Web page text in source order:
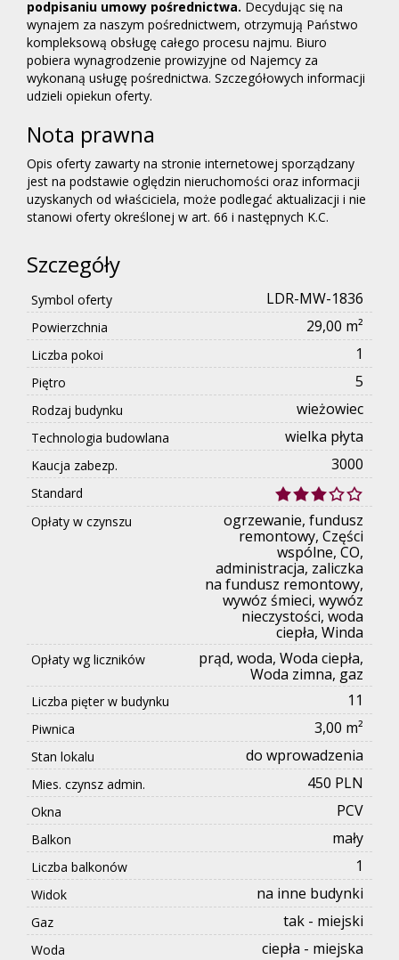
podpisaniu umowy pośrednictwa. Decydując się na
wynajem za naszym pośrednictwem, otrzymują Państwo
kompleksową obsługę całego procesu najmu. Biuro
pobiera wynagrodzenie prowizyjne od Najemcy za
wykonaną usługę pośrednictwa. Szczegółowych informacji
udzieli opiekun oferty.
Nota prawna
Opis oferty zawarty na stronie internetowej sporządzany
jest na podstawie oględzin nieruchomości oraz informacji
uzyskanych od właściciela, może podlegać aktualizacji i nie
stanowi oferty określonej w art. 66 i następnych K.C.
Szczegóły
Symbol oferty LDR-MW-1836
Powierzchnia 29,00 m²
Liczba pokoi 1
Piętro 5
Rodzaj budynku wieżowiec
Technologia budowlana wielka płyta
Kaucja zabezp. 3000
Standard
Opłaty w czynszu
ogrzewanie, fundusz
remontowy, Części
wspólne, CO,
administracja, zaliczka
na fundusz remontowy,
wywóz śmieci, wywóz
nieczystości, woda
ciepła, Winda
Opłaty wg liczników
prąd, woda, Woda ciepła,
Woda zimna, gaz
Liczba pięter w budynku 11
Piwnica 3,00 m²
Stan lokalu do wprowadzenia
Mies. czynsz admin. 450 PLN
Okna PCV
Balkon mały
Liczba balkonów 1
Widok na inne budynki
Gaz tak - miejski
Woda ciepła - miejska